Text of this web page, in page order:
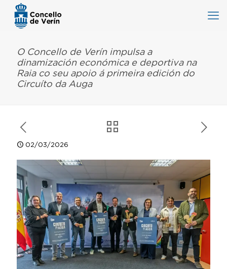
O Concello de Verín impulsa a
dinamización económica e deportiva na
Raia co seu apoio á primeira edición do
Circuíto da Auga
02/03/2026